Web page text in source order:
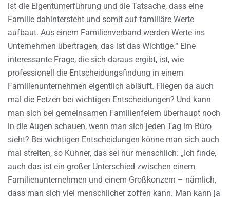
ist die Eigentümerführung und die Tatsache, dass eine
Familie dahintersteht und somit auf familiäre Werte
aufbaut. Aus einem Familienverband werden Werte ins
Unternehmen übertragen, das ist das Wichtige.“ Eine
interessante Frage, die sich daraus ergibt, ist, wie
professionell die Entscheidungsfindung in einem
Familienunternehmen eigentlich abläuft. Fliegen da auch
mal die Fetzen bei wichtigen Entscheidungen? Und kann
man sich bei gemeinsamen Familienfeiern überhaupt noch
in die Augen schauen, wenn man sich jeden Tag im Büro
sieht? Bei wichtigen Entscheidungen könne man sich auch
mal streiten, so Kühner, das sei nur menschlich: „Ich finde,
auch das ist ein großer Unterschied zwischen einem
Familienunternehmen und einem Großkonzern – nämlich,
dass man sich viel menschlicher zoffen kann. Man kann ja